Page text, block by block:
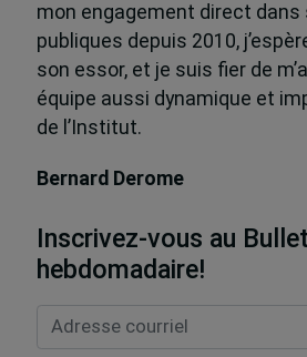
mon engagement direct
publiques depuis 2010,
son essor, et je suis fier de
équipe aussi dynamique et
de l’Institut.
Bernard Derome
Inscrivez-vous au
hebdomadaire!